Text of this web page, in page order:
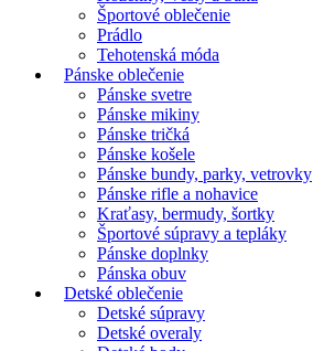
Športové oblečenie
Prádlo
Tehotenská móda
Pánske oblečenie
Pánske svetre
Pánske mikiny
Pánske tričká
Pánske košele
Pánske bundy, parky, vetrovky
Pánske rifle a nohavice
Kraťasy, bermudy, šortky
Športové súpravy a tepláky
Pánske doplnky
Pánska obuv
Detské oblečenie
Detské súpravy
Detské overaly